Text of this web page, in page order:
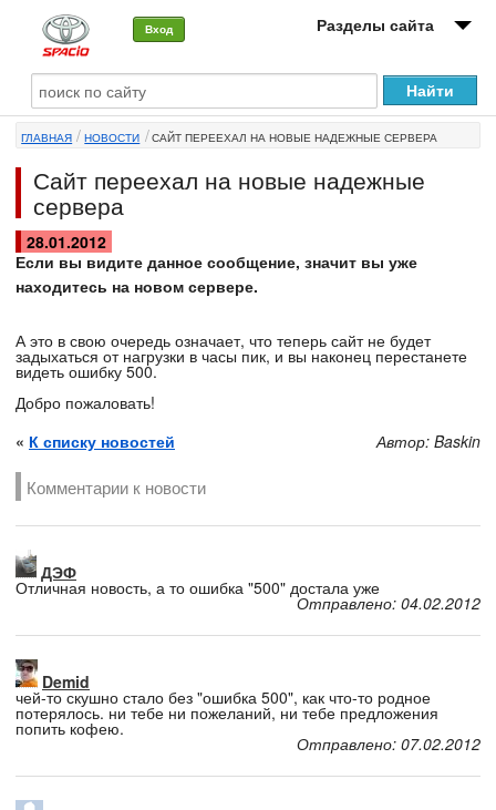
Вход Разделы сайта
О машине
Автоклуб
Форумы
Сервисы и услуги
Новости
ГЛАВНАЯ НОВОСТИ САЙТ ПЕРЕЕХАЛ НА НОВЫЕ НАДЕЖНЫЕ СЕРВЕРА
Сайт переехал на новые надежные
сервера
28.01.2012
Если вы видите данное сообщение, значит вы уже
находитесь на новом сервере.
А это в свою очередь означает, что теперь сайт не будет
задыхаться от нагрузки в часы пик, и вы наконец перестанете
видеть ошибку 500.
Добро пожаловать!
Автор: Baskin
« К списку новостей
Комментарии к новости
ДЭФ
Отличная новость, а то ошибка "500" достала уже
Отправлено: 04.02.2012
Demid
чей-то скушно стало без "ошибка 500", как что-то родное
потерялось. ни тебе ни пожеланий, ни тебе предложения
попить кофею.
Отправлено: 07.02.2012